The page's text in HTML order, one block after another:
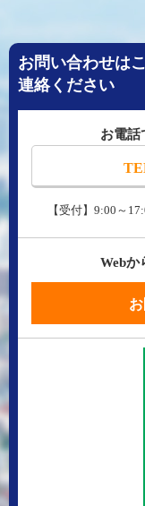
お問い合わせは
連絡ください
お電話
【受付】9:00～
Webか